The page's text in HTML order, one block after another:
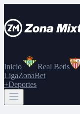
Inicio Real Betis
LigaZonaBet
+Deportes